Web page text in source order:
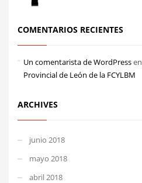
COMENTARIOS RECIENTES
Un comentarista de WordPressen
Provincial de León de la FCYLBM
ARCHIVES
junio 2018
mayo 2018
abril 2018